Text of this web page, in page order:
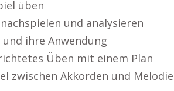
üben
und analysieren
und ihre Anwendung
Üben mit einem Plan
zwischen Akkorden und